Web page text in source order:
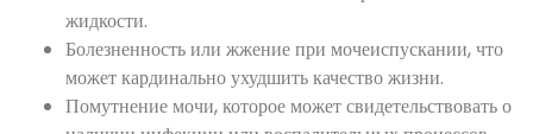
жидкости.
Болезненность или жжение при мочеиспускании, что
может кардинально ухудшить качество жизни.
Помутнение мочи, которое может свидетельствовать о